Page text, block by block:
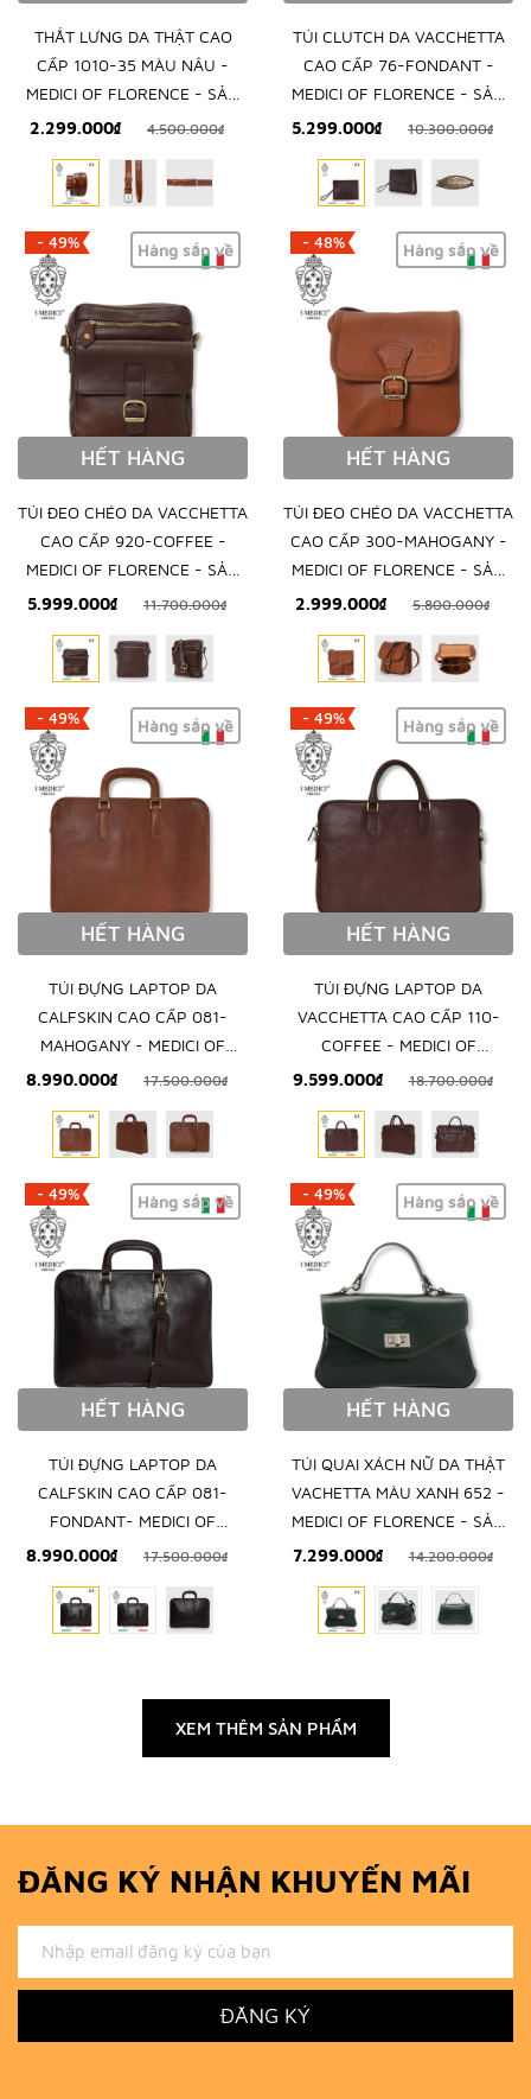
THẮT LƯNG DA THẬT CAO
CẤP 1010-35 MÀU NÂU -
MEDICI OF FLORENCE - SẢN
XUẤT THỦ CÔNG TẠI ITALIA
2.299.000₫ 4.500.000₫
TÚI CLUTCH DA VACCHETTA
CAO CẤP 76-FONDANT -
MEDICI OF FLORENCE - SẢN
XUẤT THỦ CÔNG TẠI ITALY
5.299.000₫ 10.300.000₫
- 49% Hàng sắp về
HẾT HÀNG
TÚI ĐEO CHÉO DA VACCHETTA
CAO CẤP 920-COFFEE -
MEDICI OF FLORENCE - SẢN
XUẤT THỦ CÔNG TẠI ITALY
5.999.000₫ 11.700.000₫
- 48% Hàng sắp về
HẾT HÀNG
TÚI ĐEO CHÉO DA VACCHETTA
CAO CẤP 300-MAHOGANY -
MEDICI OF FLORENCE - SẢN
XUẤT THỦ CÔNG TẠI ITALY
2.999.000₫ 5.800.000₫
- 49% Hàng sắp về
HẾT HÀNG
TÚI ĐỰNG LAPTOP DA
CALFSKIN CAO CẤP 081-
MAHOGANY - MEDICI OF
FLORENCE - SẢN XUẤT THỦ
8.990.000₫ 17.500.000₫
- 49% Hàng sắp về
HẾT HÀNG
TÚI ĐỰNG LAPTOP DA
VACCHETTA CAO CẤP 110-
COFFEE - MEDICI OF
FLORENCE - SẢN XUẤT THỦ
9.599.000₫ 18.700.000₫
- 49% Hàng sắp về
HẾT HÀNG
TÚI ĐỰNG LAPTOP DA
CALFSKIN CAO CẤP 081-
FONDANT- MEDICI OF
FLORENCE - SẢN XUẤT THỦ
8.990.000₫ 17.500.000₫
- 49% Hàng sắp về
HẾT HÀNG
TÚI QUAI XÁCH NỮ DA THẬT
VACHETTA MÀU XANH 652 -
MEDICI OF FLORENCE - SẢN
XUẤT THỦ CÔNG TẠI ITALIA
7.299.000₫ 14.200.000₫
XEM THÊM SẢN PHẨM
ĐĂNG KÝ NHẬN KHUYẾN MÃI
ĐĂNG KÝ